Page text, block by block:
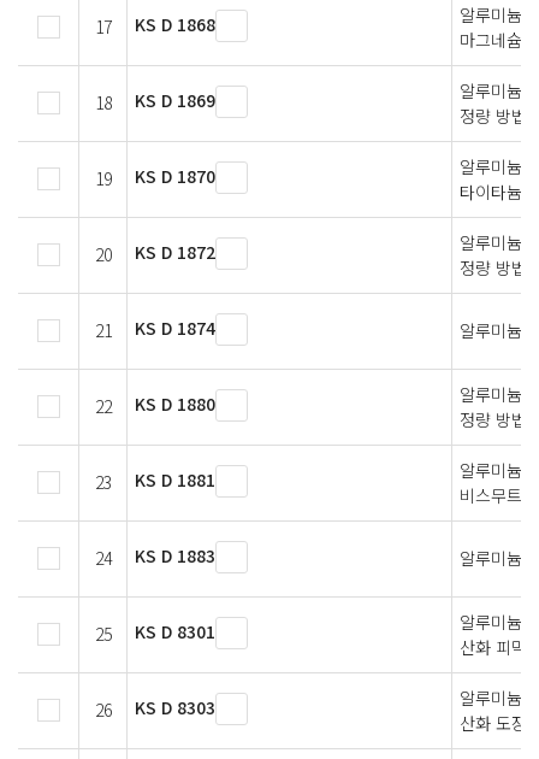
17 KS D 1868
알루미늄
마그네슘
18 KS D 1869
알루미늄
정량 방법
19 KS D 1870
알루미늄
타이타늄
20 KS D 1872
알루미늄
정량 방법
21 KS D 1874 알루미늄
22 KS D 1880
알루미늄
정량 방법
23 KS D 1881
알루미늄
비스무트
24 KS D 1883 알루미늄
25 KS D 8301
알루미늄
산화 피막
26 KS D 8303
알루미늄
산화 도장